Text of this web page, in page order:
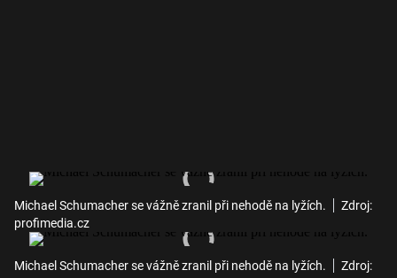
Michael Schumacher se vážně zranil při nehodě na lyžích.
Zdroj:
profimedia.cz
Michael Schumacher se vážně zranil při nehodě na lyžích.
Zdroj: